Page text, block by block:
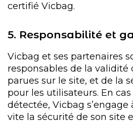
certifié Vicbag.
5. Responsabilité et
Vicbag et ses partenaires
responsables de la validité
parues sur le site, et de la
pour les utilisateurs. En cas
détectée, Vicbag s’engage
vite la sécurité de son site